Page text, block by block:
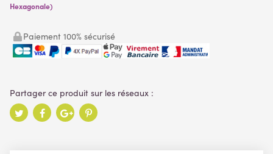
Hexagonale)
Paiement 100% sécurisé